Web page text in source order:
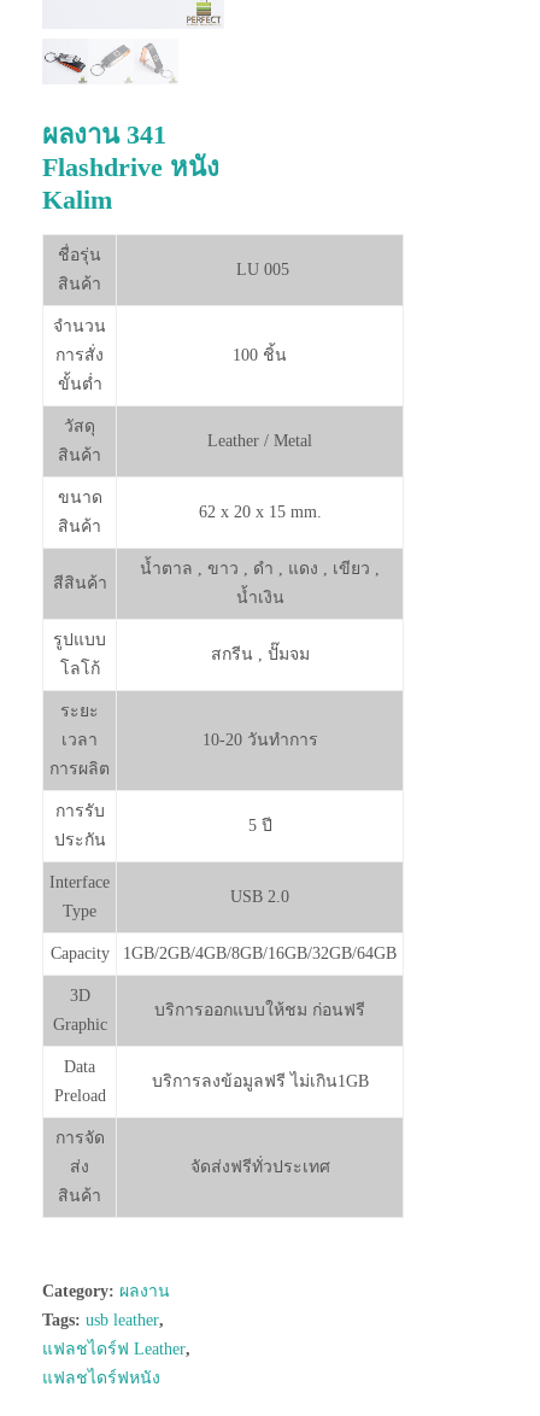
ผลงาน 341
Flashdrive หนัง
Kalim
ชื่อรุ่น
สินค้า
LU 005
จำนวน
การสั่ง
ขั้นต่ำ
100 ชิ้น
วัสดุ
สินค้า
Leather / Metal
ขนาด
สินค้า
62 x 20 x 15 mm.
สีสินค้า
น้ำตาล , ขาว , ดำ , แดง , เขียว ,
น้ำเงิน
รูปแบบ
โลโก้
สกรีน , ปั๊มจม
ระยะ
เวลา
การผลิต
10-20 วันทำการ
การรับ
ประกัน
5 ปี
Interface
Type
USB 2.0
Capacity 1GB/2GB/4GB/8GB/16GB/32GB/64GB
3D
Graphic
บริการออกแบบให้ชม ก่อนฟรี
Data
Preload
บริการลงข้อมูลฟรี ไม่เกิน1GB
การจัด
ส่ง
สินค้า
จัดส่งฟรีทั่วประเทศ
Category: ผลงาน
Tags: usb leather,
แฟลชไดร์ฟ Leather,
แฟลชไดร์ฟหนัง